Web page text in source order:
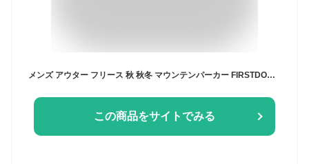
メンズ アウター フリース 秋 秋冬 マウンテンパーカー FIRSTDOWN フルジップ パーカー 防寒 撥水 ファーストダウン ウインドブレーカー 裏フリース 暖かい 防風 ブルゾン アウトドア トレッキング フード付き 全4色 7452629 ジェネレス
この商品をサイトでみる